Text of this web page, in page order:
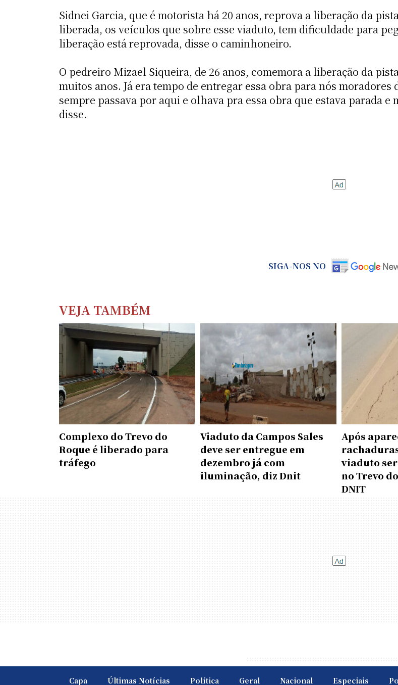
Sidnei Garcia, que é motorista há 20 anos, reprova a liberação da
liberada, os veículos que sobre esse viaduto, tem dificuldade para
liberação está reprovada, disse o caminhoneiro.
O pedreiro Mizael Siqueira, de 26 anos, comemora a liberação da
muitos anos. Já era tempo de entregar essa obra para nós
sempre passava por aqui e olhava pra essa obra que estava parada e
disse.
SIGA-NOS NO
VEJA TAMBÉM
Complexo do Trevo do
Roque é liberado para
tráfego
Viaduto da Campos Sales
deve ser entregue em
dezembro já com
iluminação, diz Dnit
Após
viaduto
no Trevo
DNIT
Capa Últimas Notícias Política Geral Nacional Especiais